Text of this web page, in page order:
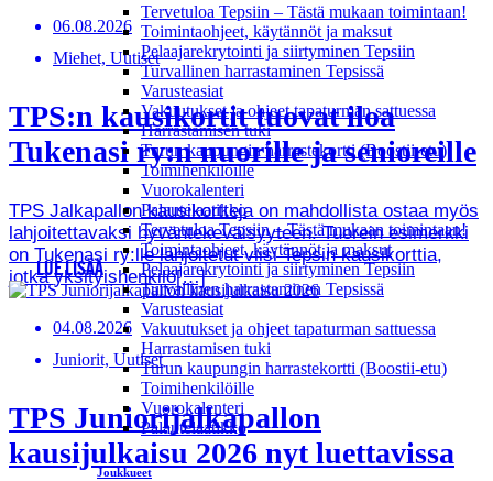
Tervetuloa Tepsiin – Tästä mukaan toimintaan!
Toimintaohjeet, käytännöt ja maksut
Pelaajarekrytointi ja siirtyminen Tepsiin
Turvallinen harrastaminen Tepsissä
Varusteasiat
Vakuutukset ja ohjeet tapaturman sattuessa
Harrastamisen tuki
Turun kaupungin harrastekortti (Boostii-etu)
Toimihenkilöille
Vuorokalenteri
Palautelaatikko
Tervetuloa Tepsiin – Tästä mukaan toimintaan!
Toimintaohjeet, käytännöt ja maksut
Pelaajarekrytointi ja siirtyminen Tepsiin
Turvallinen harrastaminen Tepsissä
Varusteasiat
Vakuutukset ja ohjeet tapaturman sattuessa
Harrastamisen tuki
Turun kaupungin harrastekortti (Boostii-etu)
Toimihenkilöille
Vuorokalenteri
Palautelaatikko
Joukkueet
06.08.2026
Miehet, Uutiset
TPS:n kausikortit tuovat iloa
Tukenasi ry:n nuorille ja senioreille
TPS Jalkapallon kausikortteja on mahdollista ostaa myös
lahjoitettavaksi hyväntekeväisyyteen. Tuorein esimerkki
on Tukenasi ry:lle lahjoitetut viisi Tepsin kausikorttia,
jotka yksityishenkilö[…]
LUE LISÄÄ
04.08.2026
Juniorit, Uutiset
TPS Juniorijalkapallon
kausijulkaisu 2026 nyt luettavissa